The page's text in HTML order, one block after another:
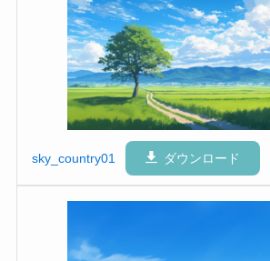
sky_country01 ダウンロード